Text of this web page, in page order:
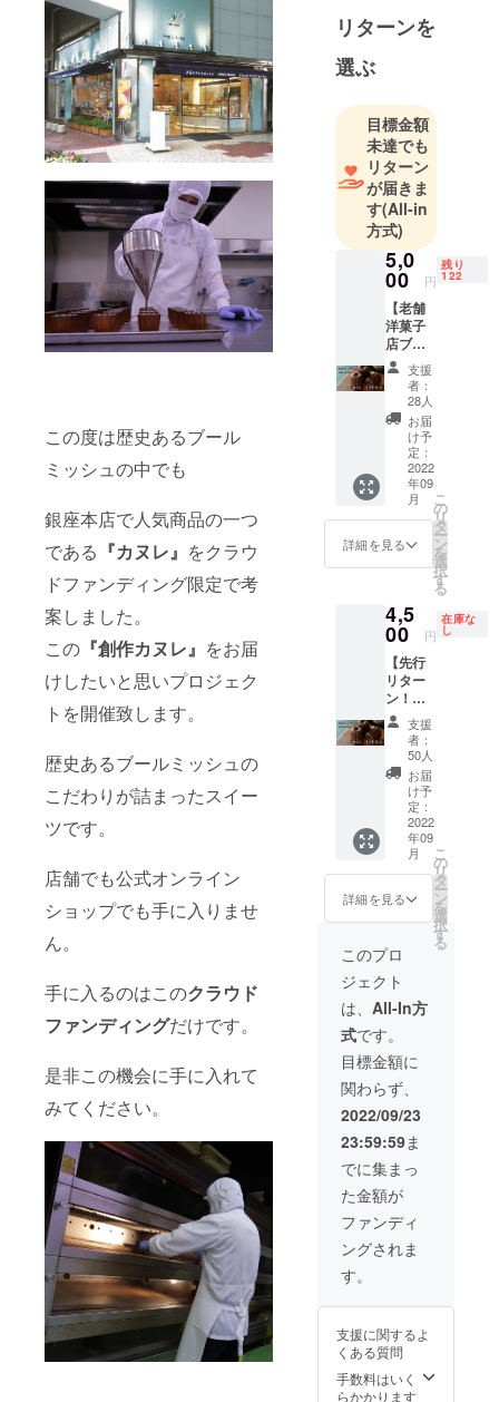
この度は歴史あるブール
ミッシュの中でも
銀座本店で人気商品の一つ
である 『カヌレ』 をクラウ
ドファンディング限定で考
案しました。
この 『創作カヌレ』 をお届
けしたいと思いプロジェク
トを開催致します。
歴史あるブールミッシュの
こだわりが詰まったスイー
ツです。
店舗でも公式オンライン
ショップでも手に入りませ
ん。
手に入るのはこのクラウド
ファンディングだけです。
是非この機会に手に入れて
みてください。
新しい創作
菓子に挑戦
していま
リターンを
選ぶ
目標金額
未達でも
リターン
が届きま
す(All-in
方式)
5,0
00 円
残り
122
【老舗
洋菓子
店ブー
ルミッ
シュが
作る完
全オリ
ジナル
カヌ
レ】 ー
１セッ
ト：8個
入り ク
ラウド
ファン
では手
に入ら
ないオ
リジナ
ルカヌ
レ。 熟
練のパ
ティシ
エ達が
丹精込
めて作
りあげ
まし
た。 こ
の機会
に是非
お召し
い。
支援
者：
28人
お届
け予
定：
2022
年09
月
詳細を見る
こ
の
リ
タ
ー
ン
を
選
択
す
る
4,5
00 円
在庫な
し
【先行
リター
ン！早
割！50
名様限
定セッ
ト】 ー
１セッ
ト：8個
入り ク
ラウド
ファン
ディン
グ以外
では手
ないオ
リジナ
ルカヌ
レ。 熟
練のパ
ティシ
エ達が
丹精込
めて作
りあげ
まし
た。 こ
の機会
に是非
お召し
上がり
くださ
い。
支援
者：
50人
お届
け予
定：
2022
年09
月
詳細を見る
こ
の
リ
タ
ー
ン
を
選
択
す
る
このプロ
ジェクト
は、 All-In方
式です。
目標金額に
関わらず、
2022/09/23
23:59:59ま
でに集まっ
た金額が
ファンディ
ングされま
す。
支援に関するよ
くある質問
手数料はいく
らかかります